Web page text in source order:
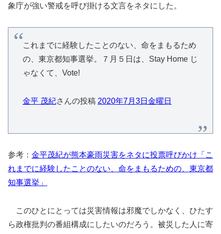
象庁が強い警戒を呼び掛ける文言をネタにした。
これまでに経験したことのない、命をまもるため
の、東京都知事選挙。７月５日は、Stay Home じ
ゃなくて、Vote!
金平 茂紀さんの投稿 2020年7月3日金曜日
参考： 金平茂紀が熊本豪雨災害をネタに投票呼びかけ「こ
れまでに経験したことのない、命をまもるための、東京都
知事選挙」
このひとにとっては災害情報は邪魔でしかなく、ひたす
ら政権批判の番組構成にしたいのだろう。被災した人に寄